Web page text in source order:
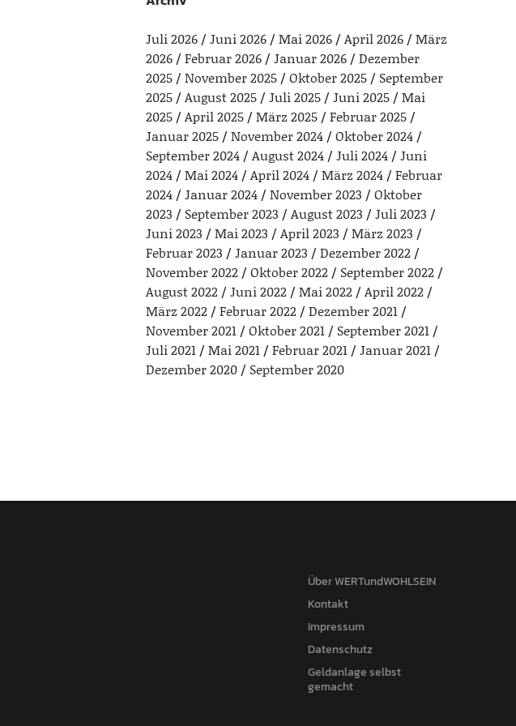
Juli 2026 Juni 2026 Mai 2026 April 2026
März
2026
Februar 2026 Januar 2026
Dezember
2025
November 2025 Oktober 2025
September
2025
August 2025 Juli 2025 Juni 2025
Mai
2025
April 2025 März 2025
Februar 2025
Januar 2025
November 2024
Oktober 2024
September 2024
August 2024 Juli 2024
Juni
2024
Mai 2024 April 2024 März 2024
Februar
2024
Januar 2024 November 2023
Oktober
2023
September 2023 August 2023
Juli 2023
Juni 2023
Mai 2023 April 2023
März 2023
Februar 2023
Januar 2023
Dezember 2022
November 2022
Oktober 2022
September 2022
August 2022
Juni 2022 Mai 2022
April 2022
März 2022
Februar 2022
Dezember 2021
November 2021
Oktober 2021
September 2021
Juli 2021
Mai 2021 Februar 2021
Januar 2021
Dezember 2020
September 2020
Über WERTundWOHLSEIN
Kontakt
Impressum
Datenschutz
Geldanlage selbst
gemacht